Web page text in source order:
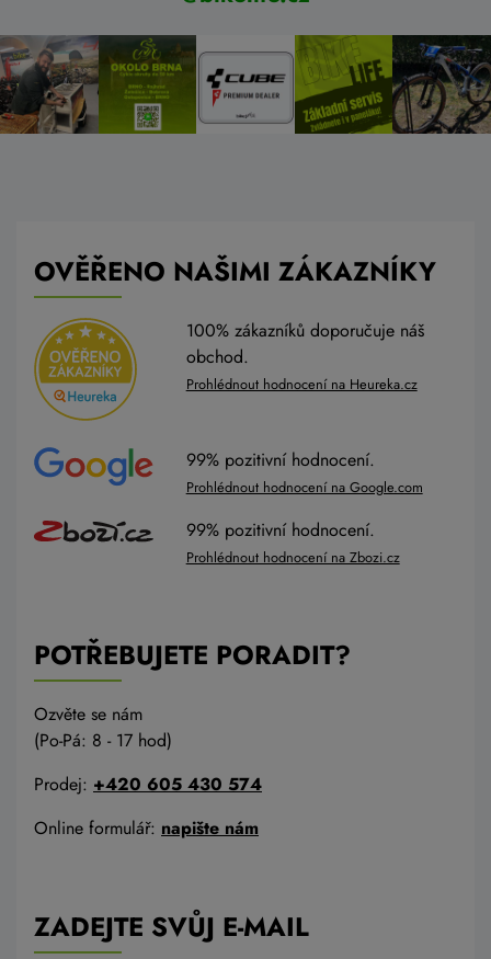
OVĚŘENO NAŠIMI ZÁKAZNÍKY
100% zákazníků doporučuje náš
obchod.
Prohlédnout hodnocení na Heureka.cz
99% pozitivní hodnocení.
Prohlédnout hodnocení na Google.com
99% pozitivní hodnocení.
Prohlédnout hodnocení na Zbozi.cz
POTŘEBUJETE PORADIT?
Ozvěte se nám
(Po-Pá: 8 - 17 hod)
Prodej: +420 605 430 574
Online formulář: napište nám
ZADEJTE SVŮJ E-MAIL